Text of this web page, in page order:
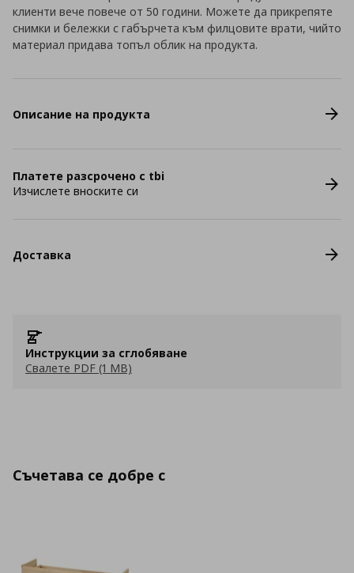
клиенти вече повече от 50 години. Можете да прикрепяте
снимки и бележки с габърчета към филцовите врати, чийто
материал придава топъл облик на продукта.
Описание на продукта
Платете разсрочено с tbi
Изчислете вноските си
Доставка
Инструкции за сглобяване
Свалете PDF (1 MB)
Съчетава се добре с